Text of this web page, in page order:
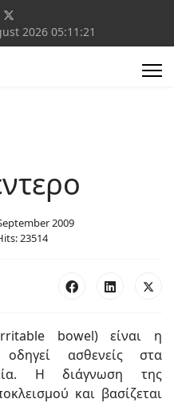
2026 05:11:21
2009
23514
bowel) είναι η
ασθενείς στα
Η διάγνωση της
και βασίζεται